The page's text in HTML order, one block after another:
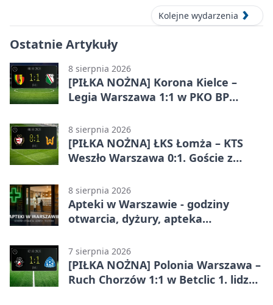
Kolejne wydarzenia
Ostatnie Artykuły
8 sierpnia 2026
[PIŁKA NOŻNA] Korona Kielce –
Legia Warszawa 1:1 w PKO BP
zwycięstwo z rąk
8 sierpnia 2026
[PIŁKA NOŻNA] ŁKS Łomża – KTS
Weszło Warszawa 0:1. Goście z
w Betclic 3. Lidze Grupa 1 (Grupa I)
8 sierpnia 2026
Apteki w Warszawie - godziny
otwarcia, dyżury, apteka
7 sierpnia 2026
[PIŁKA NOŻNA] Polonia Warszawa –
Ruch Chorzów 1:1 w Betclic 1. lidze.